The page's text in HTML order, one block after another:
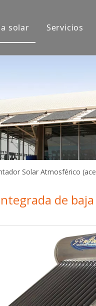
solar Servicios
Solar Atmosférico
de